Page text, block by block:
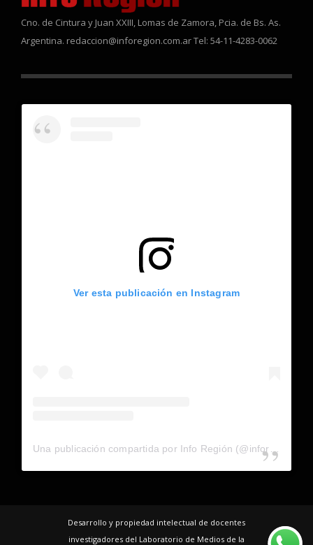
Cno. de Cintura y Juan XXIII, Lomas de Zamora, Pcia. de Bs. As.
Argentina. redaccion@inforegion.com.ar Tel: 54-11-4283-0062
Ver esta publicación en Instagram
Desarrollo y propiedad intelectual de docentes
investigadores del Laboratorio de Medios de la